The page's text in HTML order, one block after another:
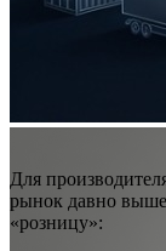
Для
рынок давно
«розницу»: